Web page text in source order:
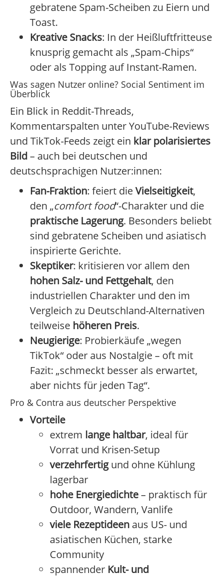
gebratene Spam-Scheiben zu Eiern und
Toast.
Kreative Snacks: In der Heißluftfritteuse
knusprig gemacht als „Spam-Chips“
oder als Topping auf Instant-Ramen.
Was sagen Nutzer online? Social Sentiment im
Überblick
Ein Blick in Reddit-Threads,
Kommentarspalten unter YouTube-Reviews
und TikTok-Feeds zeigt ein klar polarisiertes
Bild– auch bei deutschen und
deutschsprachigen Nutzer:innen:
Fan-Fraktion: feiert dieVielseitigkeit,
den „comfort food“-Charakter und die
praktische Lagerung. Besonders beliebt
sind gebratene Scheiben und asiatisch
inspirierte Gerichte.
Skeptiker: kritisieren vor allem den
hohen Salz- und Fettgehalt, den
industriellen Charakter und den im
Vergleich zu Deutschland-Alternativen
teilweise höheren Preis.
Neugierige: Probierkäufe „wegen
TikTok“ oder aus Nostalgie – oft mit
Fazit: „schmeckt besser als erwartet,
aber nichts für jeden Tag“.
Pro & Contra aus deutscher Perspektive
Vorteile
extrem lange haltbar, ideal für
Vorrat und Krisen-Setup
verzehrfertigund ohne Kühlung
lagerbar
hohe Energiedichte– praktisch für
Outdoor, Wandern, Vanlife
viele Rezeptideen aus US- und
asiatischen Küchen, starke
Community
spannender Kult- und